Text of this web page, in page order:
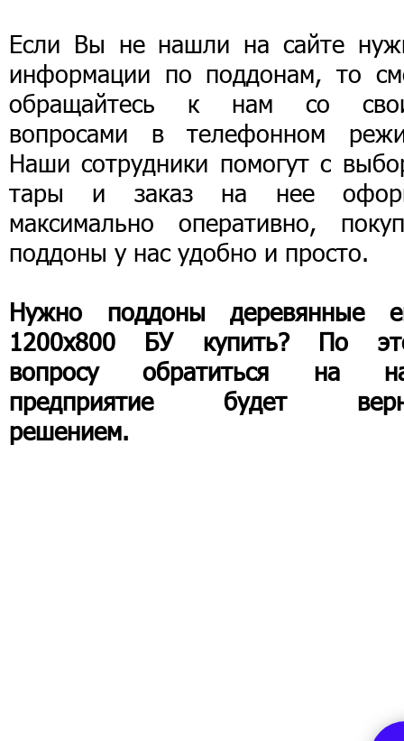
Если Вы не нашли на сайте
информации по поддонам, то
обращайтесь к нам со
вопросами в телефонном
Наши сотрудники помогут с
тары и заказ на нее
максимально оперативно,
поддоны у нас удобно и просто.
Нужно поддоны деревянные
1200х800 БУ купить? По
вопросу обратиться на
предприятие будет
решением.